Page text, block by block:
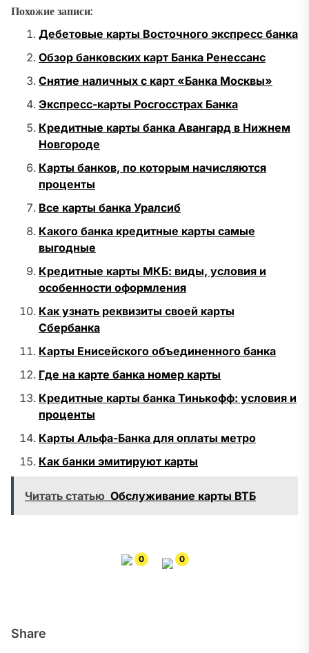
Share
Похожие записи:
Дебетовые карты Восточного экспресс банка
Обзор банковских карт Банка Ренессанс
Снятие наличных с карт «Банка Москвы»
Экспресс-карты Росгосстрах Банка
Кредитные карты банка Авангард в Нижнем
Новгороде
Карты банков, по которым начисляются
проценты
Все карты банка Уралсиб
Какого банка кредитные карты самые
выгодные
Кредитные карты МКБ: виды, условия и
особенности оформления
Как узнать реквизиты своей карты
Сбербанка
Карты Енисейского объединенного банка
Где на карте банка номер карты
Кредитные карты банка Тинькофф: условия и
проценты
Карты Альфа-Банка для оплаты метро
Как банки эмитируют карты
Читать статью Обслуживание карты ВТБ
0 0